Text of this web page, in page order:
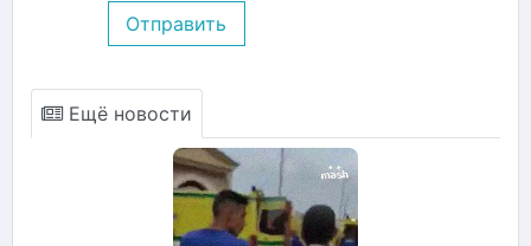
Отправить
Ещё новости